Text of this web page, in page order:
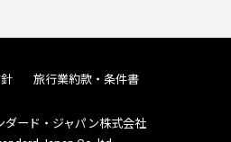
旅行業約款・条件書
ダード・ジャパン株式会社